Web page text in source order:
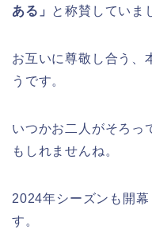
ある」 と称賛していま
お互いに尊敬し合う、
うです。
いつかお二人がそろっ
もしれませんね。
2024年シーズンも開
す。